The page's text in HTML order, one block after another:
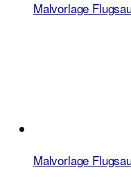
Malvorlage
Malvorlage